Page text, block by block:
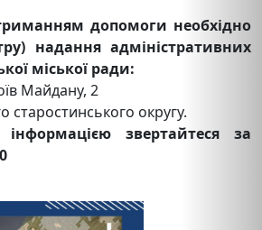
допомоги необхідно
надання адміністративних
міської ради:
Майдану, 2
старостинського округу.
звертайтеся за